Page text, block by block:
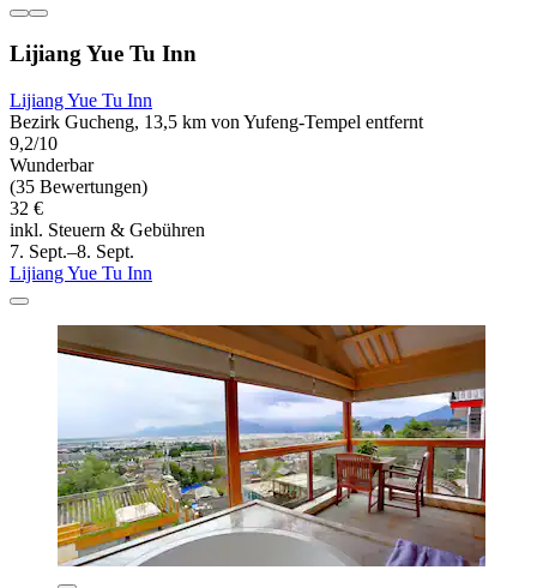
Lijiang Yue Tu Inn
Lijiang Yue Tu Inn
Bezirk Gucheng, 13,5 km von Yufeng-Tempel entfernt
9,2/10
Wunderbar
(35 Bewertungen)
32 €
inkl. Steuern & Gebühren
7. Sept.–8. Sept.
Lijiang Yue Tu Inn